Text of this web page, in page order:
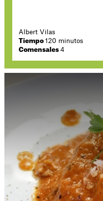
Albert Vilas
Tiempo120 minutos
Comensales4